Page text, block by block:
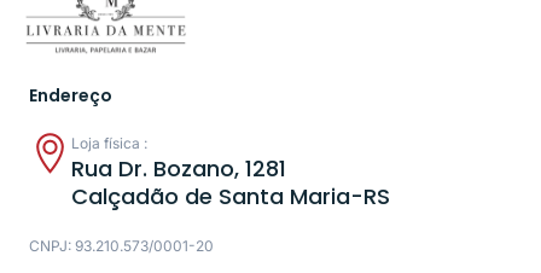
Endereço
Loja física :
Rua Dr. Bozano, 1281
Calçadão de Santa Maria-RS
CNPJ: 93.210.573/0001-20